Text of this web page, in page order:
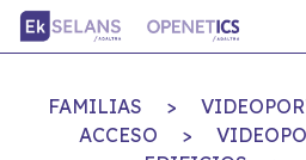
FAMILIAS >
ACCESO
>